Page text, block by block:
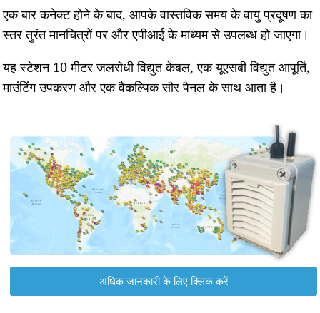
एक बार कनेक्ट होने के बाद, आपके वास्तविक समय के वायु प्रदूषण का
स्तर तुरंत मानचित्रों पर और एपीआई के माध्यम से उपलब्ध हो जाएगा।
यह स्टेशन 10 मीटर जलरोधी विद्युत केबल, एक यूएसबी विद्युत आपूर्ति,
माउंटिंग उपकरण और एक वैकल्पिक सौर पैनल के साथ आता है।
अधिक जानकारी के लिए क्लिक करें